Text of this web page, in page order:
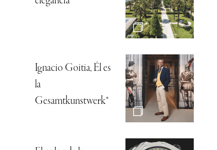
Ignacio Goitia, Él es
la
Gesamtkunstwerk*